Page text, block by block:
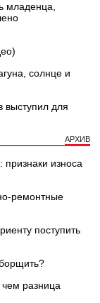
младенца,
солнце и
выступил для
АРХИВ
износа
ремонтные
поступить
чем разница